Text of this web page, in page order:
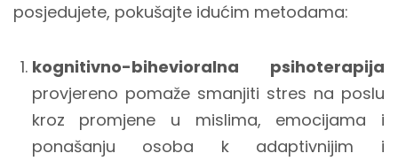
posjedujete, pokušajte idućim metodama:
kognitivno-bihevioralna psihoterapija
provjereno pomaže smanjiti stres na poslu
kroz promjene u mislima, emocijama i
ponašanju osoba k adaptivnijim i